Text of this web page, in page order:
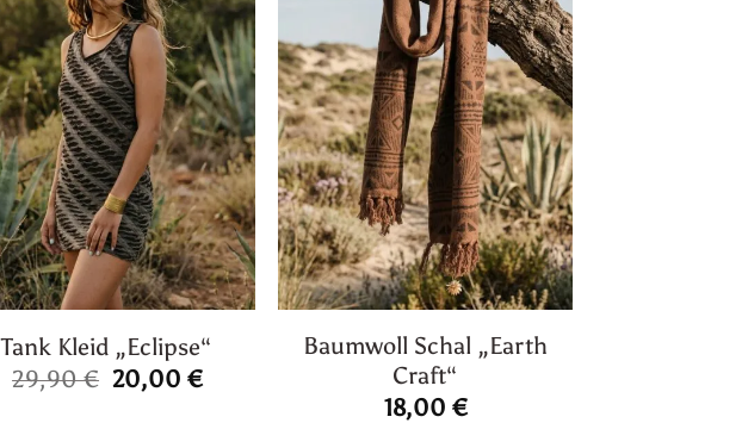
Tank Kleid „Eclipse“
29,90€ Ursprünglicher
Preis
20,00 €Aktueller
Baumwoll Schal „Earth
Craft“
18,00 €